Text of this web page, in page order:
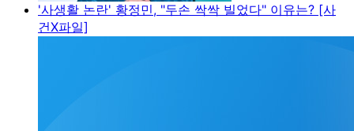
'사생활 논란' 황정민, "두손 싹싹 빌었다" 이유는? [사
건X파일]